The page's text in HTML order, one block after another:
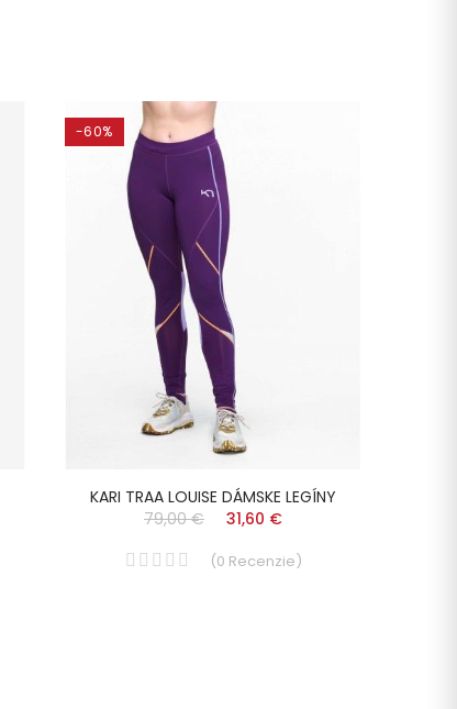
-60%
KARI TRAA LOUISE DÁMSKE LEGÍNY
79,00 €
31,60 €
(0 Recenzie)